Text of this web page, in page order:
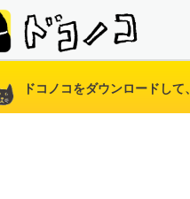
ドコノコをダウンロードして